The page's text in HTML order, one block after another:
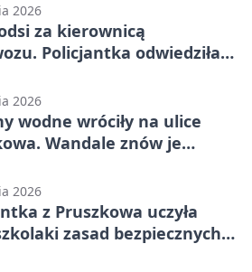
2026
za kierownicą
Policjantka odwiedziła
2026
wodne wróciły na ulice
Wandale znów je
2026
z Pruszkowa uczyła
zasad bezpiecznych